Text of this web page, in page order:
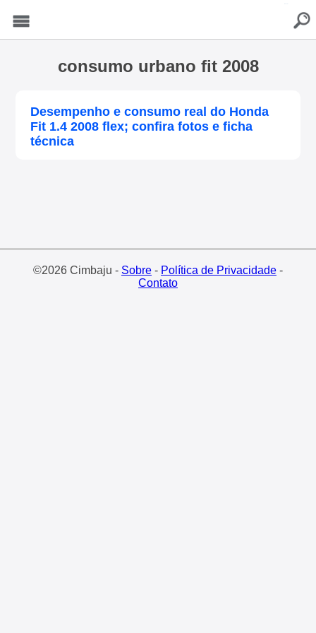
consumo urbano fit 2008
Desempenho e consumo real do Honda
Fit 1.4 2008 flex; confira fotos e ficha
técnica
©2026 Cimbaju - Sobre- Política de Privacidade-
Contato